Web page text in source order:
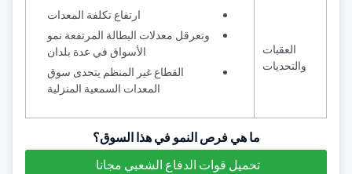
العقبات
والتحديات
ارتفاع تكلفة المعدات
وتعرقل معدلات البطالة المرتفعة نمو
الأسواق في عدة بلدان
القطاع غير المنظم يتحدى سوق
المعدات السمعية المنزلية
ما هي فرص النمو في هذا السوق؟
تحميل قوات الدفاع الشعبي مجانا